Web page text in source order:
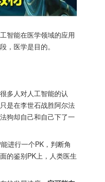
智能在医学领域的应用
医学是目的。
多人对人工智能的认
是在李世石战胜阿尔法
狗却自己和自己下了一
进行一个PK，判断角
的鉴别PK上，人类医生